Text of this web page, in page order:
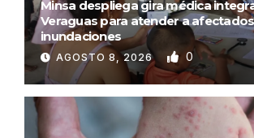
Minsa despliega gira médica
Veraguas para atender a
inundaciones
AGOSTO 8, 2026 0